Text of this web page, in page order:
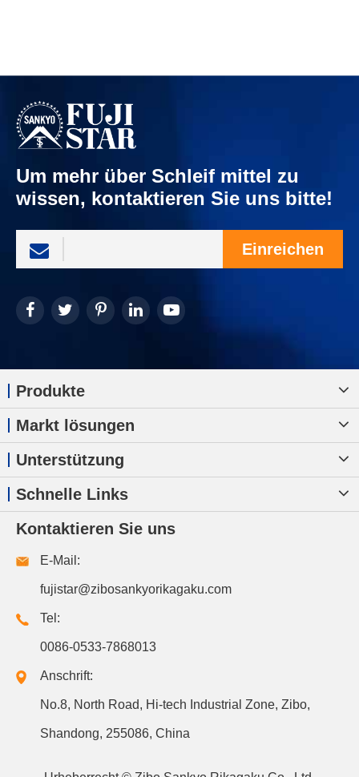
Um mehr über Schleif mittel zu
wissen, kontaktieren Sie uns bitte!
Einreichen
Produkte
Markt lösungen
Unterstützung
Schnelle Links
Kontaktieren Sie uns
E-Mail:
fujistar@zibosankyorikagaku.com
Tel:
0086-0533-7868013
Anschrift:
No.8, North Road, Hi-tech Industrial Zone, Zibo,
Shandong, 255086, China